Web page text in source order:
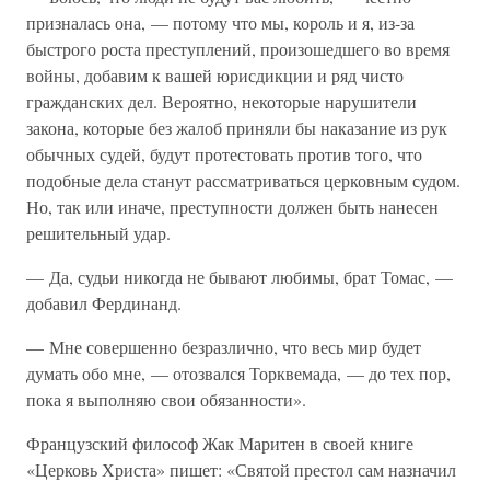
призналась она, — потому что мы, король и я, из-за
быстрого роста преступлений, произошедшего во время
войны, добавим к вашей юрисдикции и ряд чисто
гражданских дел. Вероятно, некоторые нарушители
закона, которые без жалоб приняли бы наказание из рук
обычных судей, будут протестовать против того, что
подобные дела станут рассматриваться церковным судом.
Но, так или иначе, преступности должен быть нанесен
решительный удар.
— Да, судьи никогда не бывают любимы, брат Томас, —
добавил Фердинанд.
— Мне совершенно безразлично, что весь мир будет
думать обо мне, — отозвался Торквемада, — до тех пор,
пока я выполняю свои обязанности».
Французский философ Жак Маритен в своей книге
«Церковь Христа» пишет: «Святой престол сам назначил